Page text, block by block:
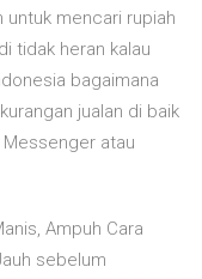
mencari rupiah
tidak heran kalau
bagaimana
jualan di baik
atau
Ampuh Cara
sebelum